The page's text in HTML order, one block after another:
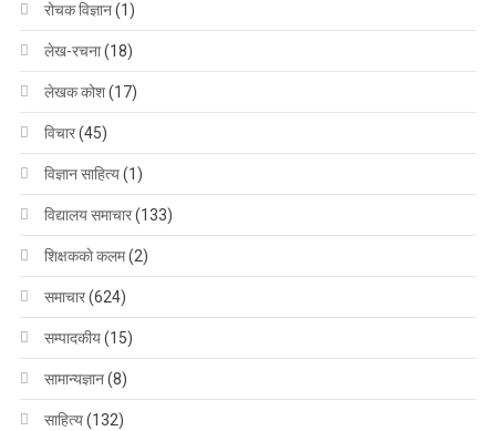
रोचक विज्ञान(1)
लेख-रचना(18)
लेखक कोश(17)
विचार(45)
विज्ञान साहित्य(1)
विद्यालय समाचार(133)
शिक्षककाे कलम(2)
समाचार(624)
सम्पादकीय(15)
सामान्यज्ञान(8)
साहित्य(132)